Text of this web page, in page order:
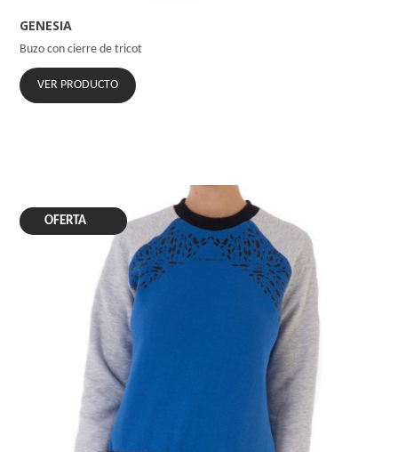
GENESIA
Buzo con cierre de tricot
VER PRODUCTO
OFERTA